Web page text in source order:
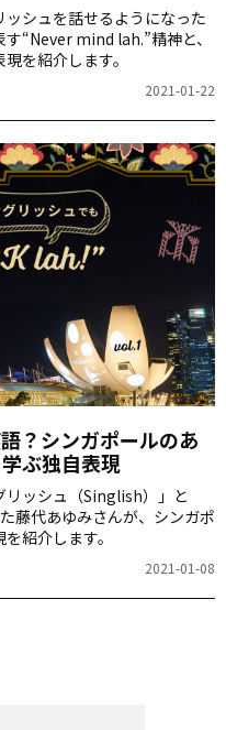
シュを話せるようになった
“Never mind lah.”精神と、
を紹介します。
2021-01-22
？シンガポールのあ
ぶ独自表現
リッシュ（Singlish）」と
藤代あゆみさんが、シンガポ
紹介します。
2021-01-08